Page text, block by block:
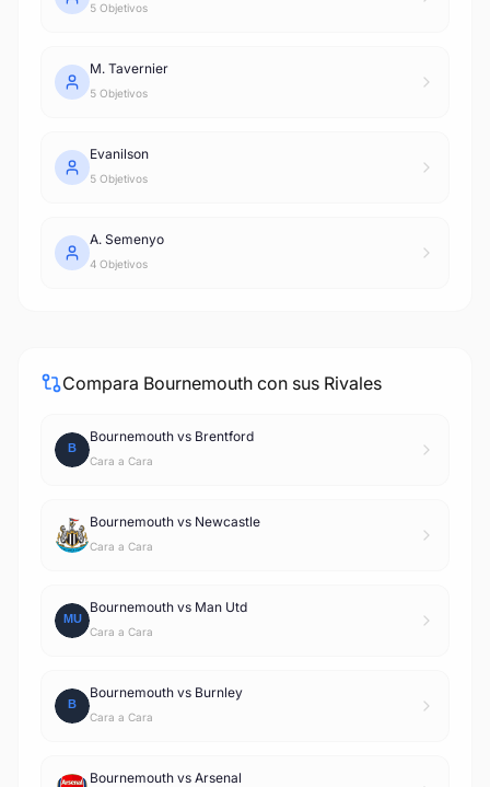
5 Objetivos
M. Tavernier
5 Objetivos
Evanilson
5 Objetivos
A. Semenyo
4 Objetivos
Compara Bournemouth con sus Rivales
Bournemouth vs Brentford
Cara a Cara
Bournemouth vs Newcastle
Cara a Cara
Bournemouth vs Man Utd
Cara a Cara
Bournemouth vs Burnley
Cara a Cara
Bournemouth vs Arsenal